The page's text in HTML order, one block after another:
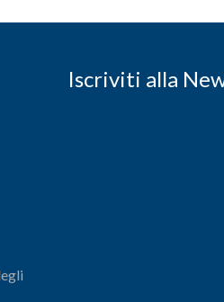
Iscriviti alla